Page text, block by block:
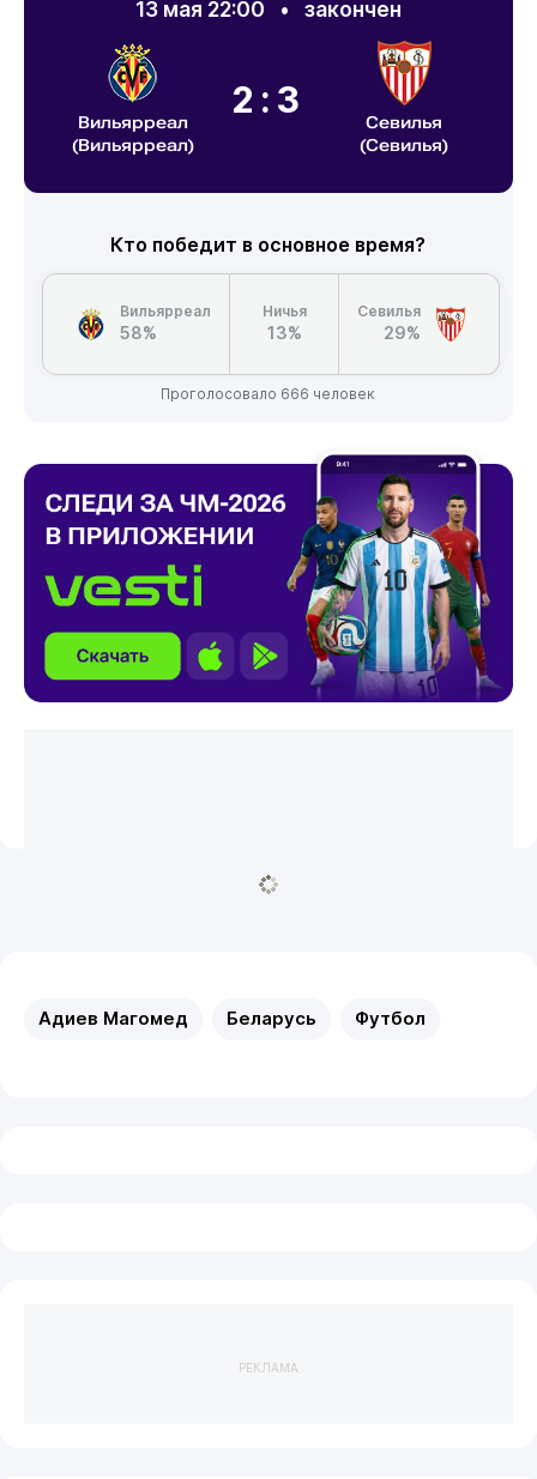
13 мая 22:00 • закончен
Вильярреал
(Вильярреал)
2:3
Севилья
(Севилья)
Кто победит в основное время?
Вильярреал
58%
Ничья
13%
Севилья
29%
Проголосовало 666 человек
Адиев Магомед Беларусь Футбол
РЕКЛАМА